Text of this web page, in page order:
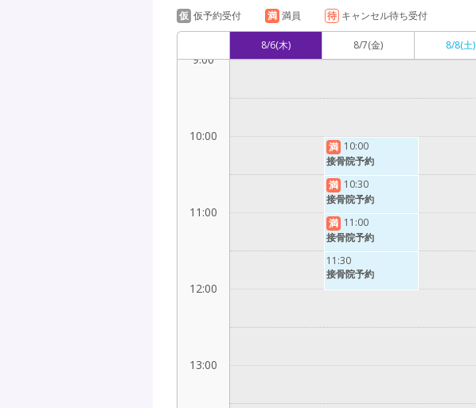
仮 仮予約受付 満 満員 待 キャンセル待ち受付
8/6(木) 8/7(金) 8/8(土)
9:00
10:00
11:00
12:00
13:00
満 10:00
接骨院予約
満 10:30
接骨院予約
満 11:00
接骨院予約
11:30
接骨院予約